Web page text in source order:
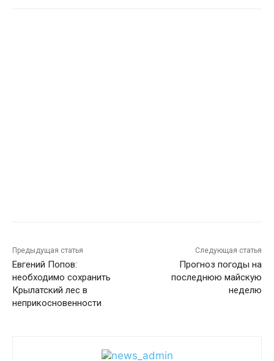
Предыдущая статья
Евгений Попов:
необходимо сохранить
Крылатский лес в
неприкосновенности
Следующая статья
Прогноз погоды на
последнюю майскую
неделю